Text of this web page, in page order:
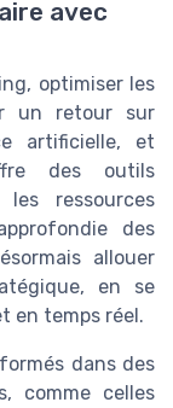
avec
optimiser les
un retour sur
artificielle, et
des outils
ressources
des
allouer
en se
en temps réel.
dans des
comme celles